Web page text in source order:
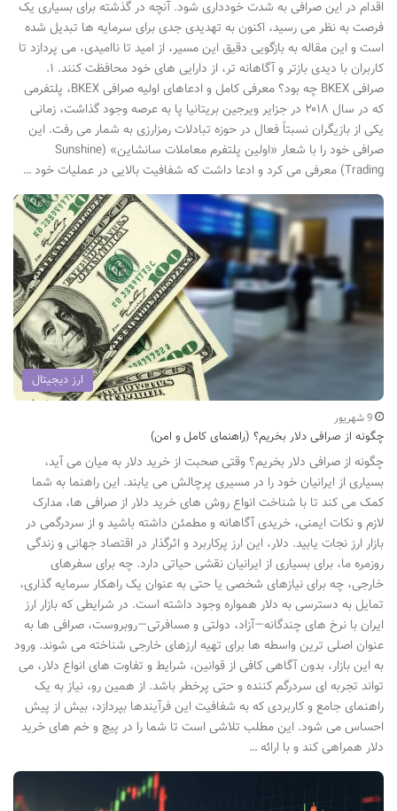
اقدام در این صرافی به شدت خودداری شود. آنچه در گذشته برای بسیاری یک
فرصت به نظر می رسید، اکنون به تهدیدی جدی برای سرمایه ها تبدیل شده
است و این مقاله به بازگویی دقیق این مسیر، از امید تا ناامیدی، می پردازد تا
کاربران با دیدی بازتر و آگاهانه تر، از دارایی های خود محافظت کنند. ۱.
صرافی BKEX چه بود؟ معرفی کامل و ادعاهای اولیه صرافی BKEX، پلتفرمی
که در سال ۲۰۱۸ در جزایر ویرجین بریتانیا پا به عرصه وجود گذاشت، زمانی
یکی از بازیگران نسبتاً فعال در حوزه تبادلات رمزارزی به شمار می رفت. این
صرافی خود را با شعار «اولین پلتفرم معاملات سانشاین» (Sunshine
Trading) معرفی می کرد و ادعا داشت که شفافیت بالایی در عملیات خود …
ارز دیجیتال
9 شهریور
چگونه از صرافی دلار بخریم؟ (راهنمای کامل و امن)
چگونه از صرافی دلار بخریم؟ وقتی صحبت از خرید دلار به میان می آید،
بسیاری از ایرانیان خود را در مسیری پرچالش می یابند. این راهنما به شما
کمک می کند تا با شناخت انواع روش های خرید دلار از صرافی ها، مدارک
لازم و نکات ایمنی، خریدی آگاهانه و مطمئن داشته باشید و از سردرگمی در
بازار ارز نجات یابید. دلار، این ارز پرکاربرد و اثرگذار در اقتصاد جهانی و زندگی
روزمره ما، برای بسیاری از ایرانیان نقشی حیاتی دارد. چه برای سفرهای
خارجی، چه برای نیازهای شخصی یا حتی به عنوان یک راهکار سرمایه گذاری،
تمایل به دسترسی به دلار همواره وجود داشته است. در شرایطی که بازار ارز
ایران با نرخ های چندگانه—آزاد، دولتی و مسافرتی—روبروست، صرافی ها به
عنوان اصلی ترین واسطه ها برای تهیه ارزهای خارجی شناخته می شوند. ورود
به این بازار، بدون آگاهی کافی از قوانین، شرایط و تفاوت های انواع دلار، می
تواند تجربه ای سردرگم کننده و حتی پرخطر باشد. از همین رو، نیاز به یک
راهنمای جامع و کاربردی که به شفافیت این فرآیندها بپردازد، بیش از پیش
احساس می شود. این مطلب تلاشی است تا شما را در پیچ و خم های خرید
دلار همراهی کند و با ارائه …